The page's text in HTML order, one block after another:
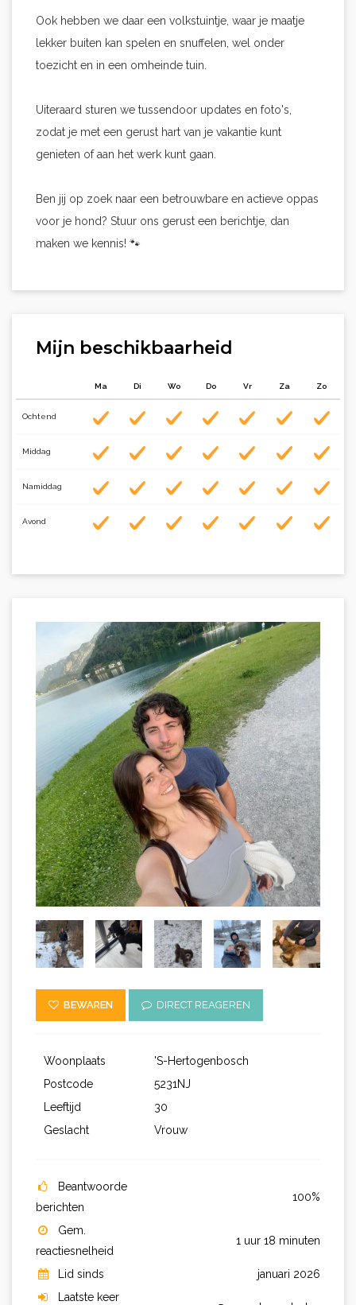
Ook hebben we daar een volkstuintje, waar je maatje
lekker buiten kan spelen en snuffelen, wel onder
toezicht en in een omheinde tuin.
Uiteraard sturen we tussendoor updates en foto's,
zodat je met een gerust hart van je vakantie kunt
genieten of aan het werk kunt gaan.
Ben jij op zoek naar een betrouwbare en actieve oppas
voor je hond? Stuur ons gerust een berichtje, dan
maken we kennis! 🐾
Mijn beschikbaarheid
Ma Di Wo Do Vr Za Zo
Ochtend
Middag
Namiddag
Avond
BEWAREN DIRECT REAGEREN
Woonplaats
'S-Hertogenbosch
Postcode
5231NJ
Leeftijd
30
Geslacht
Vrouw
Beantwoorde
berichten
100%
Gem.
reactiesnelheid
1 uur 18 minuten
Lid sinds
januari 2026
Laatste keer